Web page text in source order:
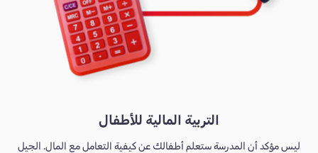
التربية المالية للأطفال
ليس مؤكد أن المدرسة ستعلم أطفالك عن كيفية التعامل مع المال. الجيل